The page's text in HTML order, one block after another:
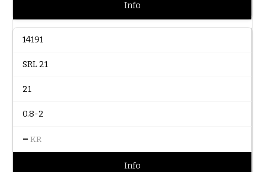
Info
14191
SRL 21
21
0.8-2
– KR
Info